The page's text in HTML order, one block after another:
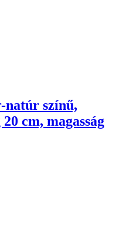
natúr színű,
cm, magasság